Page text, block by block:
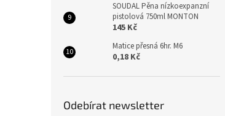
SOUDAL Pěna nízkoexpanzní
pistolová 750ml MONTON
145 Kč
Matice přesná 6hr. M6
0,18 Kč
Odebírat newsletter